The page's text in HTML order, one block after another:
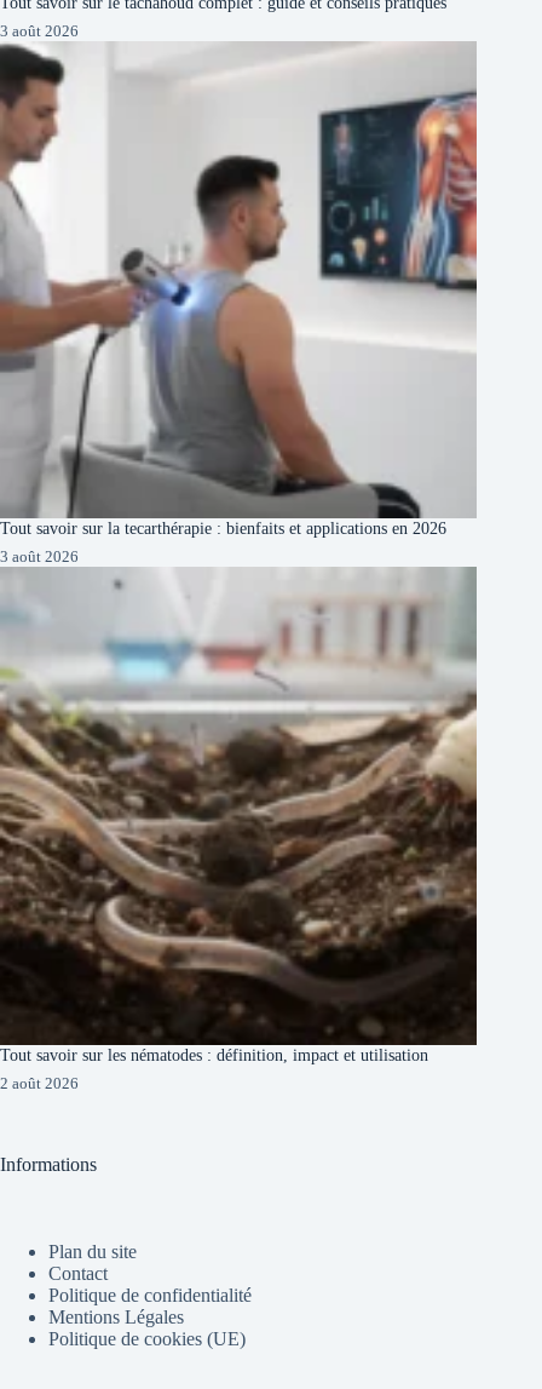
3 août 2026
Tout savoir sur la tecarthérapie : bienfaits et applications en 2026
3 août 2026
Tout savoir sur les nématodes : définition, impact et utilisation
2 août 2026
Informations
Plan du site
Contact
Politique de confidentialité
Mentions Légales
Politique de cookies (UE)